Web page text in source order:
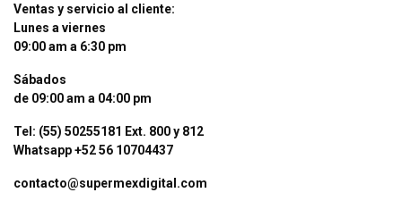
Ventas y servicio al cliente:
Lunes a viernes
09:00 am a 6:30 pm
Sábados
de 09:00 am a 04:00 pm
Tel: (55) 50255181 Ext. 800 y 812
Whatsapp +52 56 10704437
contacto@supermexdigital.com